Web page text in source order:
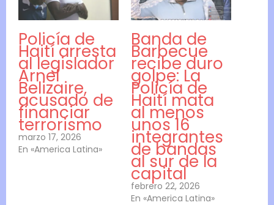
Policía de
Haití arresta
al legislador
Arnel
Belizaire,
acusado de
financiar
terrorismo
marzo 17, 2026
En «America Latina»
Banda de
Barbecue
recibe duro
golpe: La
Policía de
Haití mata
al menos
unos 16
integrantes
de bandas
al sur de la
capital
febrero 22, 2026
En «America Latina»